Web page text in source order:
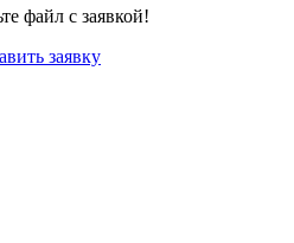
файл с заявкой!
заявку